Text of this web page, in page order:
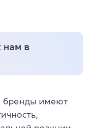
нам в
бренды имеют